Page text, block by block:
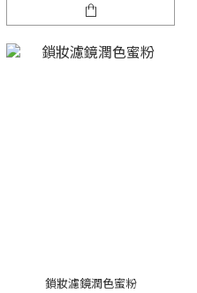
鎖妝濾鏡潤色蜜粉